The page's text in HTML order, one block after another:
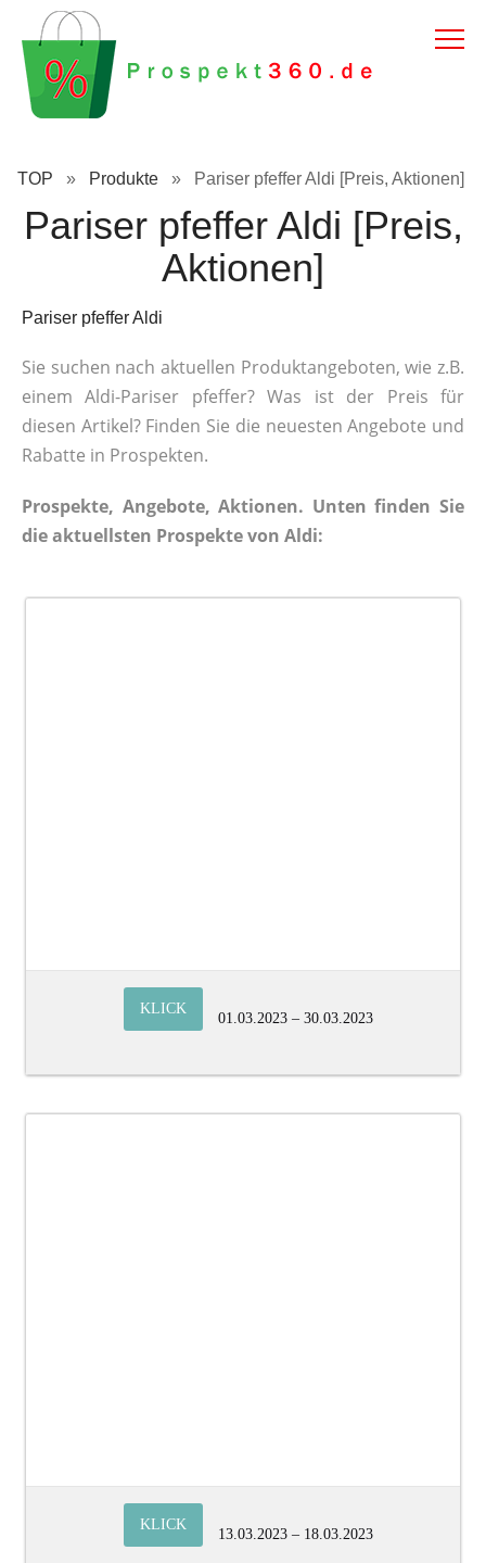
TOP » Produkte » Pariser pfeffer Aldi [Preis, Aktionen]
Pariser pfeffer Aldi [Preis,
Aktionen]
Pariser pfeffer Aldi
Sie suchen nach aktuellen Produktangeboten, wie z.B.
einem Aldi-Pariser pfeffer? Was ist der Preis für
diesen Artikel? Finden Sie die neuesten Angebote und
Rabatte in Prospekten.
Prospekte, Angebote, Aktionen. Unten finden Sie
die aktuellsten Prospekte von Aldi:
KLICK
01.03.2023 – 30.03.2023
KLICK
13.03.2023 – 18.03.2023